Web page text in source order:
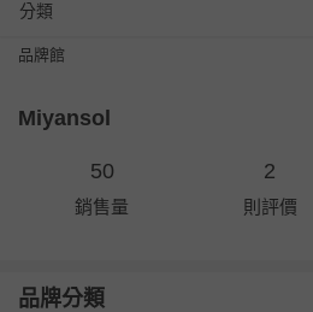
分類
品牌館
Miyansol
50
銷售量
2
則評價
品牌分類